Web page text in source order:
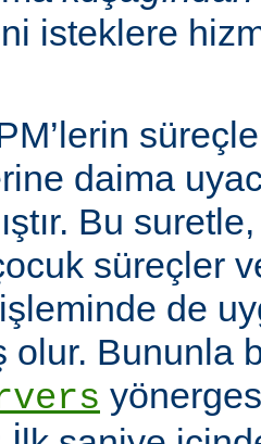
isteklere
daima
Bu
süreçler
de
olur. Bununla